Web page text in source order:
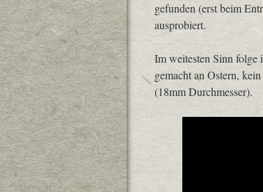
gefunden (erst beim
ausprobiert.
Im weitesten Sinn folge
gemacht an Ostern,
(18mm Durchmesser).